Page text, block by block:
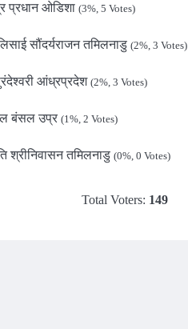
प्रधान ओडिशा (3%, 5 Votes)
सौंदर्यराजन तमिलनाडु (2%, 3 Votes)
आंध्रप्रदेश (2%, 3 Votes)
बंसल उप्र (1%, 2 Votes)
श्रीनिवासन तमिलनाडु (0%, 0 Votes)
Total Voters: 149